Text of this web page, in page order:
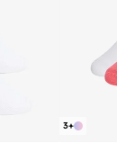
+
3